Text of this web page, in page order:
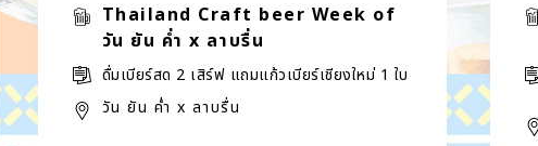
Thailand Craft beer Week of
วัน ยัน ค่ำ x ลาบรื่น
ดื่มเบียร์สด 2 เสิร์ฟ แถมแก้วเบียร์เชียงใหม่ 1 ใบ
วัน ยัน ค่ำ x ลาบรื่น